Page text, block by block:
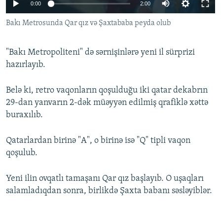
İZ - MƏDƏNIYYƏT PROQRAMI
MATERIALLARIMIZDAN ISTIFADƏ
AZADLIQRADIOSU MOBIL TELEFONUNUZDA
XƏBƏR BÜLLETENLƏRIMIZ
RFE/RL-in bütün saytları
0:00 2:00
Bakı Metrosunda Qar qız və Şaxtababa peyda olub
"Bakı Metropoliteni" də sərnişinlərə yeni il sürprizi
hazırlayıb.
Belə ki, retro vaqonların qoşulduğu iki qatar dekabrın
29-dan yanvarın 2-dək müəyyən edilmiş qrafiklə xəttə
buraxılıb.
Qatarlardan birinə "A", o birinə isə "Q" tipli vaqon
qoşulub.
Yeni ilin ovqatlı tamaşanı Qar qız başlayıb. O uşaqları
salamladıqdan sonra, birlikdə Şaxta babanı səsləyiblər.